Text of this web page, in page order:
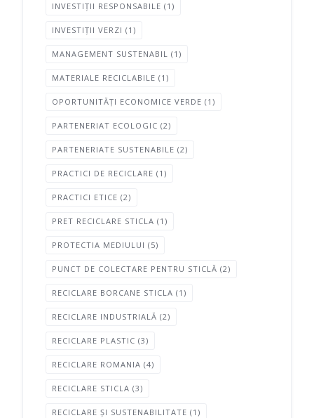
INVESTIȚII RESPONSABILE (1)
INVESTIȚII VERZI (1)
MANAGEMENT SUSTENABIL (1)
MATERIALE RECICLABILE (1)
OPORTUNITĂȚI ECONOMICE VERDE (1)
PARTENERIAT ECOLOGIC (2)
PARTENERIATE SUSTENABILE (2)
PRACTICI DE RECICLARE (1)
PRACTICI ETICE (2)
PRET RECICLARE STICLA (1)
PROTECTIA MEDIULUI (5)
PUNCT DE COLECTARE PENTRU STICLĂ (2)
RECICLARE BORCANE STICLA (1)
RECICLARE INDUSTRIALĂ (2)
RECICLARE PLASTIC (3)
RECICLARE ROMANIA (4)
RECICLARE STICLA (3)
RECICLARE ȘI SUSTENABILITATE (1)